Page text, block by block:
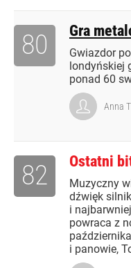
Gra
Gwiazdor
londyńskiej
ponad 60
80
Anna
Ostatni
Muzyczny
dźwięk
i
powraca z
i panowie,
82